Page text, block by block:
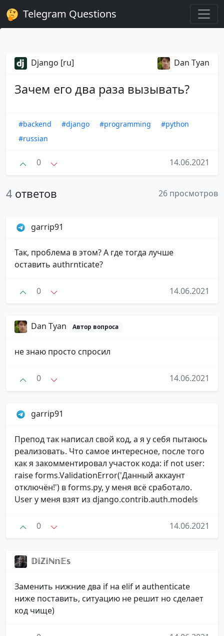
Telegram Questions
Django [ru] Dan Tyan
Зачем его два раза вызывать?
#backend #django #programming
#python
#russian
0 14.06.2021
4 ответов 26 просмотров
garrip91
Так, проблема в этом? А где тогда лучше
оставить authrnticate?
0 14.06.2021
Dan Tyan Автор вопроса
не знаю просто спросил
0 14.06.2021
garrip91
Препод так написал свой код, а я у себя пытаюсь
реализовать. Что самое интересное, после того
как я закомментировал участок кода: if not user:
raise forms.ValidationError('Данный аккаунт
отключён!') в forms.py, у меня всё сработало.
User у меня взят из django.contrib.auth.models
0 14.06.2021
𝔻𝕚ℤ𝕚ℕ𝕟𝔼𝕤
Заменить нижние два if на elif и authenticate
ниже поставить, ситуацию не решит но сделает
код чище)